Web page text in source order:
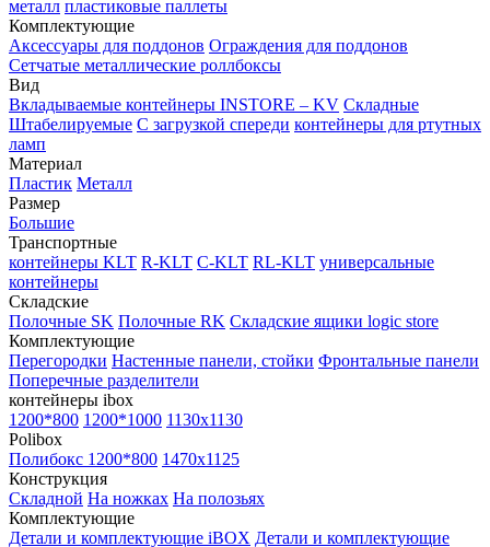
металл пластиковые паллеты
Комплектующие
Аксессуары для поддонов Ограждения для поддонов
Сетчатые металлические роллбоксы
Вид
Вкладываемые контейнеры INSTORE – KV Складные
Штабелируемые С загрузкой спереди контейнеры для ртутных
ламп
Материал
Пластик Металл
Размер
Большие
Транспортные
контейнеры KLT R-KLT C-KLT RL-KLT универсальные
контейнеры
Складские
Полочные SK Полочные RK Складские ящики logic store
Комплектующие
Перегородки Настенные панели, стойки Фронтальные панели
Поперечные разделители
контейнеры ibox
1200*800 1200*1000 1130x1130
Polibox
Полибокс 1200*800 1470х1125
Конструкция
Складной На ножках На полозьях
Комплектующие
Детали и комплектующие iBOX Детали и комплектующие